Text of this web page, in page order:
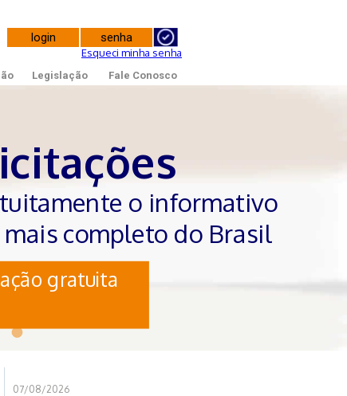
Esqueci minha senha
Legislação Fale Conosco
o informativo
completo do Brasil
gratuita
07/08/2026